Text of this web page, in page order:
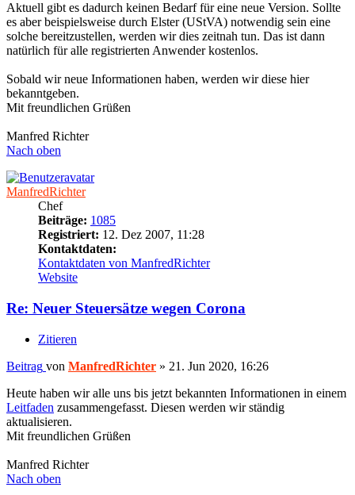
Aktuell gibt es dadurch keinen Bedarf für eine neue Version. Sollte
es aber beispielsweise durch Elster (UStVA) notwendig sein eine
solche bereitzustellen, werden wir dies zeitnah tun. Das ist dann
natürlich für alle registrierten Anwender kostenlos.
Sobald wir neue Informationen haben, werden wir diese hier
bekanntgeben.
Mit freundlichen Grüßen
Manfred Richter
Nach oben
ManfredRichter
Chef
Beiträge: 1085
Registriert: 12. Dez 2007, 11:28
Kontaktdaten:
Kontaktdaten von ManfredRichter
Website
Re: Neuer Steuersätze wegen Corona
Zitieren
Beitrag von ManfredRichter » 21. Jun 2020, 16:26
Heute haben wir alle uns bis jetzt bekannten Informationen in einem
Leitfaden zusammengefasst. Diesen werden wir ständig
aktualisieren.
Mit freundlichen Grüßen
Manfred Richter
Nach oben